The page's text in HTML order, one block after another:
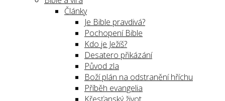
Články
Je Bible pravdivá?
Pochopení Bible
Kdo je Ježíš?
Desatero přikázání
Původ zla
Boží plán na odstranění hříchu
Příběh evangelia